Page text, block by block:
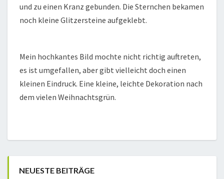
und zu einen Kranz gebunden. Die Sternchen bekamen
noch kleine Glitzersteine aufgeklebt.
Mein hochkantes Bild mochte nicht richtig auftreten,
es ist umgefallen, aber gibt vielleicht doch einen
kleinen Eindruck. Eine kleine, leichte Dekoration nach
dem vielen Weihnachtsgrün.
NEUESTE BEITRÄGE